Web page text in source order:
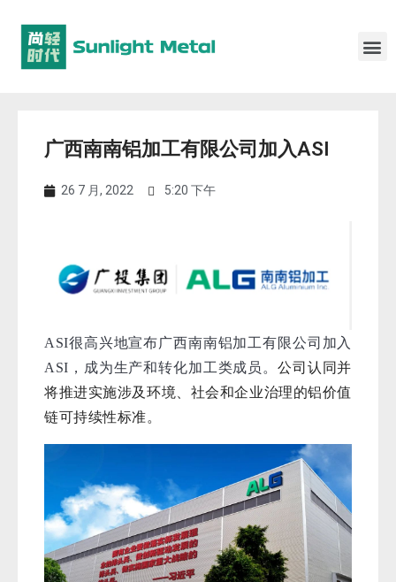
广西南南铝加工有限公司加入ASI
26 7 月, 2022 5:20 下午
ASI很高兴地宣布广西南南铝加工有限公司 加入
ASI，成为生产和转化加工类成员。 公司认同并
将推进实施涉及环境、社会和企业治理的铝价值
链可持续性标准。